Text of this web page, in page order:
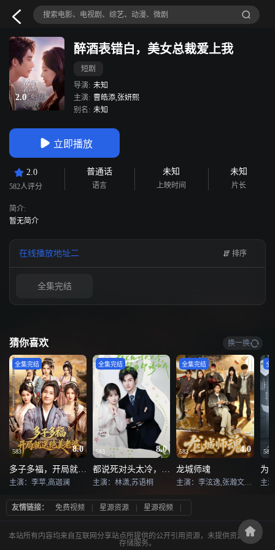
2.0
醉酒表错白，美女总裁爱上我
短剧
导演: 未知
主演: 曹皓添,张妍熙
别名: 未知
立即播放
2.0
582人评分
普通话
语言
未知
上映时间
未知
片长
简介:
暂无简介
在线播放地址二 排序
全集完结
猜你喜欢 换一换
583 8.0
全集完结
主演：李苹,高迦澜
583 8.0
全集完结
主演：林潇,苏语桐
583 4.0
全集完结
龙城师魂
主演：李泫逸,张瀚文（男）
583
全
主
友情链接： 免费视频 星源资源 星源视频
本站所有内容均来自互联网分享站点所提供的公开引用资源，未提供资源上传、
存储服务。